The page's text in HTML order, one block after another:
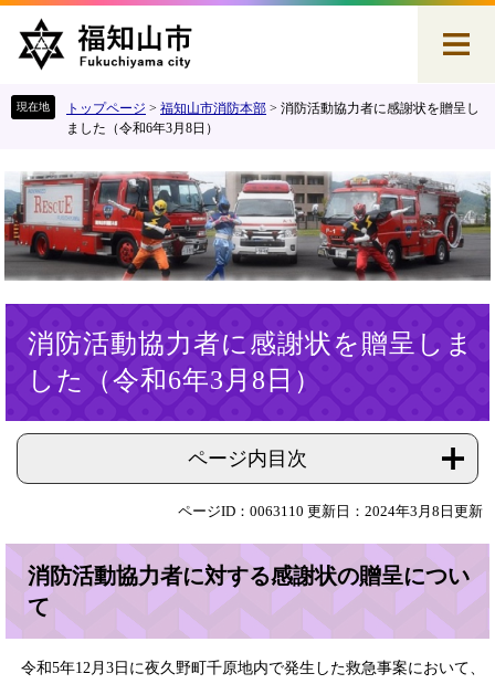
。
て
本
文
へ
トップページ > 福知山市消防本部 > 消防活動協力者に感謝状を贈呈し
ました（令和6年3月8日）
消防活動協力者に感謝状を贈呈しま
した（令和6年3月8日）
ページ内目次
ページID：0063110 更新日：2024年3月8日更新
消防活動協力者に対する感謝状の贈呈につい
て
令和5年12月3日に夜久野町千原地内で発生した救急事案において、